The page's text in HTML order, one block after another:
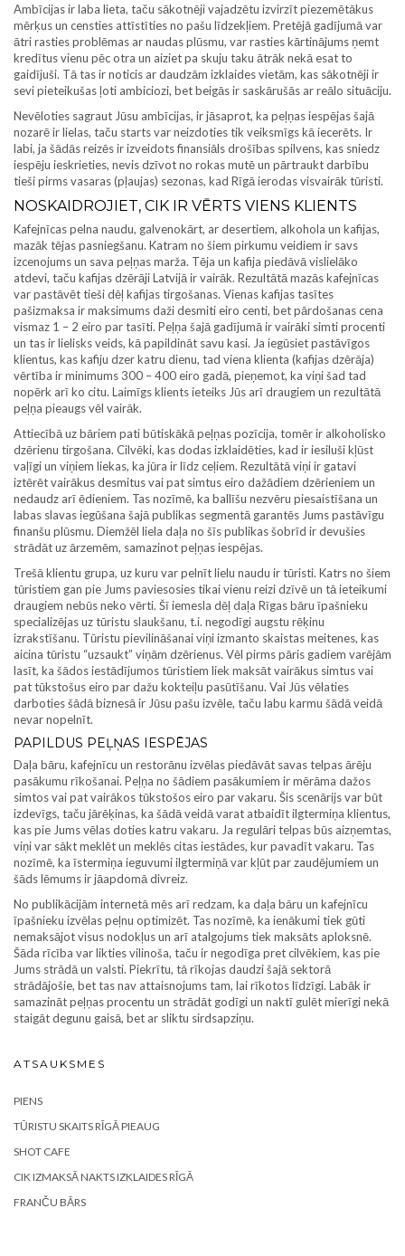
Ambīcijas ir laba lieta, taču sākotnēji vajadzētu izvirzīt piezemētākus
mērķus un censties attīstīties no pašu līdzekļiem. Pretējā gadījumā var
ātri rasties problēmas ar naudas plūsmu, var rasties kārtinājums ņemt
kredītus vienu pēc otra un aiziet pa skuju taku ātrāk nekā esat to
gaidījuši. Tā tas ir noticis ar daudzām izklaides vietām, kas sākotnēji ir
sevi pieteikušas ļoti ambiciozi, bet beigās ir saskārušās ar reālo situāciju.
Nevēloties sagraut Jūsu ambīcijas, ir jāsaprot, ka peļņas iespējas šajā
nozarē ir lielas, taču starts var neizdoties tik veiksmīgs kā iecerēts. Ir
labi, ja šādās reizēs ir izveidots finansiāls drošības spilvens, kas sniedz
iespēju ieskrieties, nevis dzīvot no rokas mutē un pārtraukt darbību
tieši pirms vasaras (pļaujas) sezonas, kad Rīgā ierodas visvairāk tūristi.
NOSKAIDROJIET, CIK IR VĒRTS VIENS KLIENTS
Kafejnīcas pelna naudu, galvenokārt, ar desertiem, alkohola un kafijas,
mazāk tējas pasniegšanu. Katram no šiem pirkumu veidiem ir savs
izcenojums un sava peļņas marža. Tēja un kafija piedāvā vislielāko
atdevi, taču kafijas dzērāji Latvijā ir vairāk. Rezultātā mazās kafejnīcas
var pastāvēt tieši dēļ kafijas tirgošanas. Vienas kafijas tasītes
pašizmaksa ir maksimums daži desmiti eiro centi, bet pārdošanas cena
vismaz 1 – 2 eiro par tasīti. Peļņa šajā gadījumā ir vairāki simti procenti
un tas ir lielisks veids, kā papildināt savu kasi. Ja iegūsiet pastāvīgos
klientus, kas kafiju dzer katru dienu, tad viena klienta (kafijas dzērāja)
vērtība ir minimums 300 – 400 eiro gadā, pieņemot, ka viņi šad tad
nopērk arī ko citu. Laimīgs klients ieteiks Jūs arī draugiem un rezultātā
peļņa pieaugs vēl vairāk.
Attiecībā uz bāriem pati būtiskākā peļņas pozīcija, tomēr ir alkoholisko
dzērienu tirgošana. Cilvēki, kas dodas izklaidēties, kad ir iesiluši kļūst
vaļīgi un viņiem liekas, ka jūra ir līdz ceļiem. Rezultātā viņi ir gatavi
iztērēt vairākus desmitus vai pat simtus eiro dažādiem dzērieniem un
nedaudz arī ēdieniem. Tas nozīmē, ka ballīšu nezvēru piesaistīšana un
labas slavas iegūšana šajā publikas segmentā garantēs Jums pastāvīgu
finanšu plūsmu. Diemžēl liela daļa no šīs publikas šobrīd ir devušies
strādāt uz ārzemēm, samazinot peļņas iespējas.
Trešā klientu grupa, uz kuru var pelnīt lielu naudu ir tūristi. Katrs no šiem
tūristiem gan pie Jums paviesosies tikai vienu reizi dzīvē un tā ieteikumi
draugiem nebūs neko vērti. Šī iemesla dēļ daļa Rīgas bāru īpašnieku
specializējas uz tūristu slaukšanu, t.i. negodīgi augstu rēķinu
izrakstīšanu. Tūristu pievilināšanai viņi izmanto skaistas meitenes, kas
aicina tūristu “uzsaukt” viņām dzērienus. Vēl pirms pāris gadiem varējām
lasīt, ka šādos iestādījumos tūristiem liek maksāt vairākus simtus vai
pat tūkstošus eiro par dažu kokteiļu pasūtīšanu. Vai Jūs vēlaties
darboties šādā biznesā ir Jūsu pašu izvēle, taču labu karmu šādā veidā
nevar nopelnīt.
PAPILDUS PEĻŅAS IESPĒJAS
Daļa bāru, kafejnīcu un restorānu izvēlas piedāvāt savas telpas ārēju
pasākumu rīkošanai. Peļņa no šādiem pasākumiem ir mērāma dažos
simtos vai pat vairākos tūkstošos eiro par vakaru. Šis scenārijs var būt
izdevīgs, taču jārēķinas, ka šādā veidā varat atbaidīt ilgtermiņa klientus,
kas pie Jums vēlas doties katru vakaru. Ja regulāri telpas būs aizņemtas,
viņi var sākt meklēt un meklēs citas iestādes, kur pavadīt vakaru. Tas
nozīmē, ka īstermiņa ieguvumi ilgtermiņā var kļūt par zaudējumiem un
šāds lēmums ir jāapdomā divreiz.
No publikācijām internetā mēs arī redzam, ka daļa bāru un kafejnīcu
īpašnieku izvēlas peļnu optimizēt. Tas nozīmē, ka ienākumi tiek gūti
nemaksājot visus nodokļus un arī atalgojums tiek maksāts aploksnē.
Šāda rīcība var likties vilinoša, taču ir negodīga pret cilvēkiem, kas pie
Jums strādā un valsti. Piekrītu, tā rīkojas daudzi šajā sektorā
strādājošie, bet tas nav attaisnojums tam, lai rīkotos līdzīgi. Labāk ir
samazināt peļņas procentu un strādāt godīgi un naktī gulēt mierīgi nekā
staigāt degunu gaisā, bet ar sliktu sirdsapziņu.
ATSAUKSMES
PIENS
TŪRISTU SKAITS RĪGĀ PIEAUG
SHOT CAFE
CIK IZMAKSĀ NAKTS IZKLAIDES RĪGĀ
FRANČU BĀRS